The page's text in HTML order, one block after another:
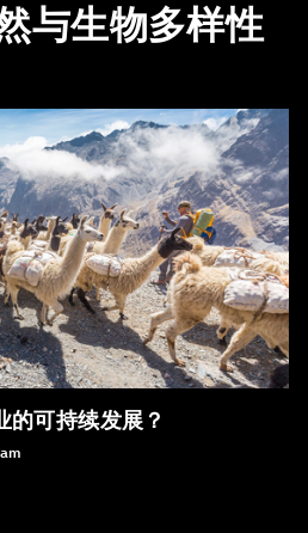
与生物多样性
的可持续发展？